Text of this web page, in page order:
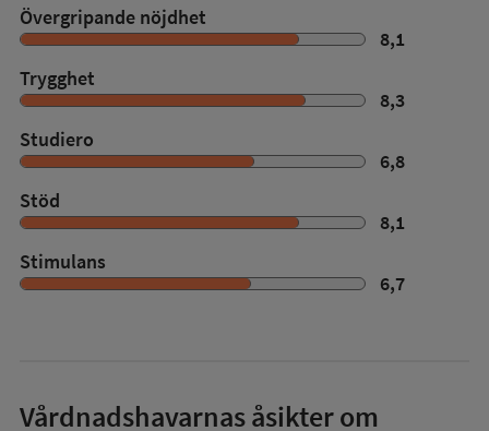
Övergripande nöjdhet
8,1
Trygghet
8,3
Studiero
6,8
Stöd
8,1
Stimulans
6,7
Vårdnadshavarnas åsikter om